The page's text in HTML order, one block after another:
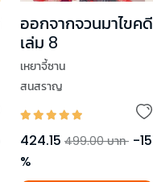
ออกจากจวนมาไขคดี
เล่ม 8
เหยาจี้ซาน
สนสราญ
424.15 499.00 บาท -15
%